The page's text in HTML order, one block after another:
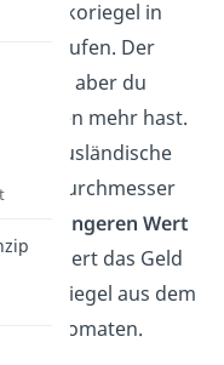
Schokoriegel in
kaufen. Der
, aber du
keinen mehr hast.
eine ausländische
Durchmesser
geringeren Wert
akzeptiert das Geld
den Riegel aus dem
Automaten.